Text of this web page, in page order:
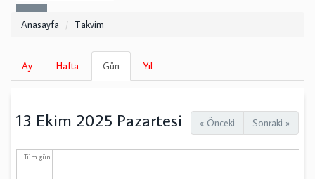
Search
this
Anasayfa Takvim
Birincil
sekmeler
Ay Hafta Gün
sekme)
Yıl
« Önceki Sonraki »
13 Ekim 2025 Pazartesi
Tüm gün